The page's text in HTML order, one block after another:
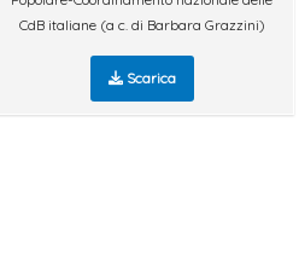
CdB italiane (a c. di Barbara Grazzini)
Scarica